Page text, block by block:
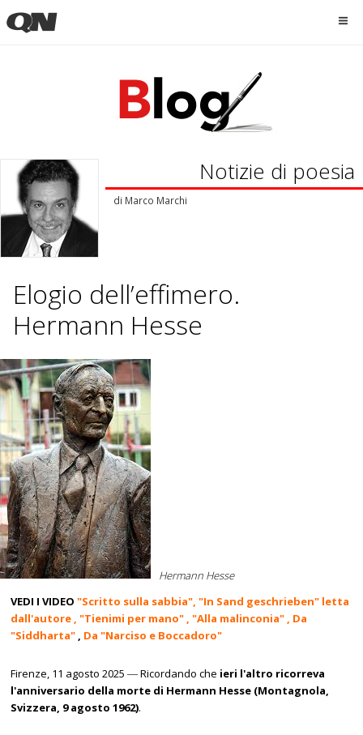
Notizie di poesia
di Marco Marchi
Elogio dell’effimero.
Hermann Hesse
Hermann Hesse
VEDI I VIDEO "Scritto sulla sabbia", "In Sand geschrieben" letta
dall'autore , "Tienimi per mano" , "Alla malinconia" , Da
"Siddharta" , Da "Narciso e Boccadoro"
Firenze, 11 agosto 2025 ―Ricordando che ieri l'altro ricorreva
l'anniversario della morte di Hermann Hesse (Montagnola,
Svizzera, 9 agosto 1962).